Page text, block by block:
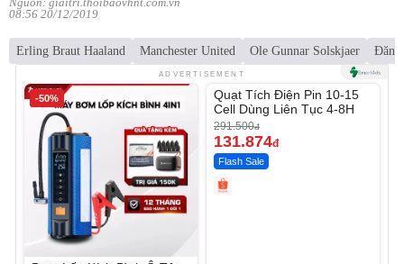
08:56 20/12/2019
Erling Braut Haaland Manchester United Ole Gunnar Solskjaer Đăng
ADVERTISEMENT
-50% -54%
Unmute
Quạt Tích Điện Pin 10-15
Cell Dùng Liên Tục 4-8H
291.500đ
131.874đ
Flash Sale